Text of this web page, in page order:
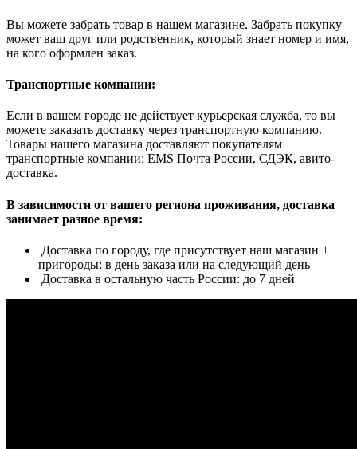
Вы можете забрать товар в нашем магазине. Забрать покупку
может ваш друг или родственник, который знает номер и имя,
на кого оформлен заказ.
Транспортные компании:
Если в вашем городе не действует курьерская служба, то вы
можете заказать доставку через транспортную компанию.
Товары нашего магазина доставляют покупателям
транспортные компании: EMS Почта России, СДЭК, авито-
доставка.
В зависимости от вашего региона проживания, доставка
занимает разное время:
Доставка по городу, где присутствует наш магазин +
пригороды: в день заказа или на следующий день
Доставка в остальную часть России: до 7 дней